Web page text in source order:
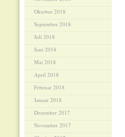
Oktober 2018
September 2018
Juli 2018
Juni 2018
Mai 2018
April 2018
Februar 2018
Januar 2018
Dezember 2017
November 2017